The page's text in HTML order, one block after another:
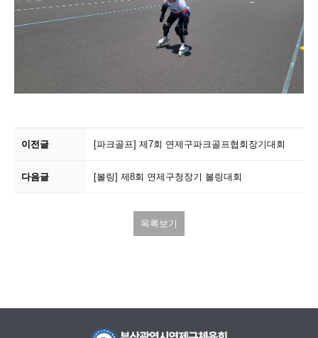
이전글 [파크골프] 제7회 연제구파크골프협회장기대회
다음글 [볼링] 제8회 연제구청장기 볼링대회
목록보기